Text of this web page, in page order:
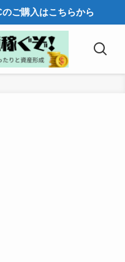
ご購入はこちらから